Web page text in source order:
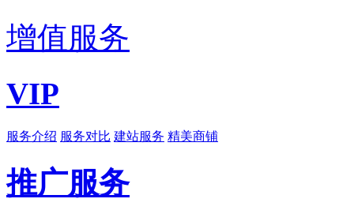
增值服务
VIP
服务介绍 服务对比 建站服务 精美商铺
推广服务